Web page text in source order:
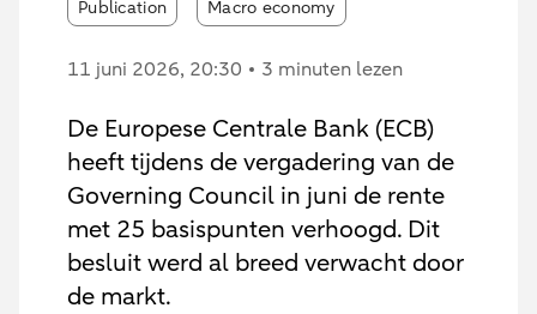
Publication Macro economy
11 juni 2026, 20:30 3 minuten lezen
De Europese Centrale Bank (ECB)
heeft tijdens de vergadering van de
Governing Council in juni de rente
met 25 basispunten verhoogd. Dit
besluit werd al breed verwacht door
de markt.